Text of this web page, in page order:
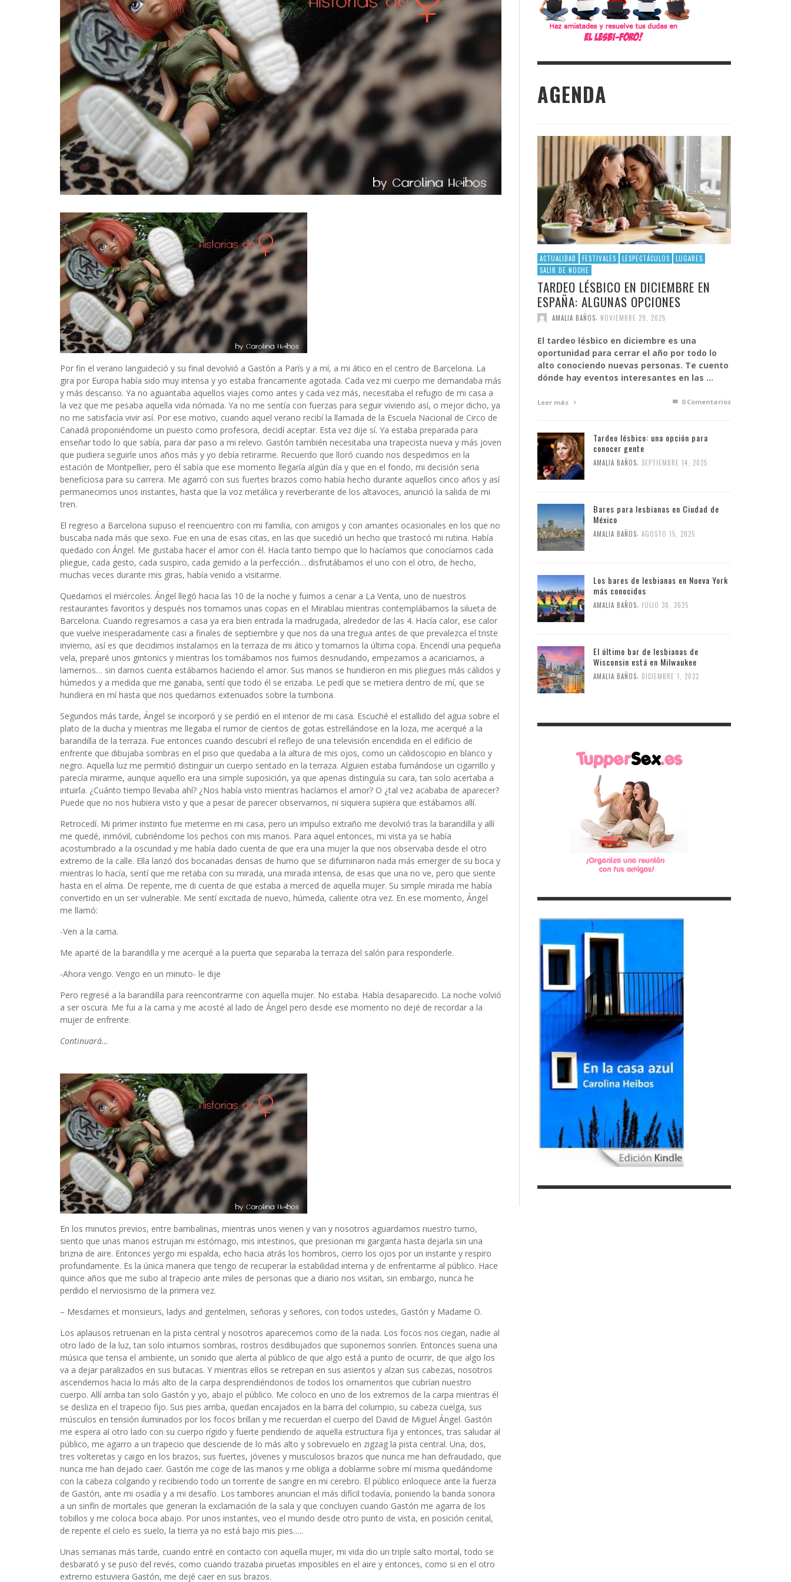
INFIELES
Por fin el verano languideció y su final devolvió a Gastón a París y a mí, a mi ático en el centro de Barcelona. La
gira por Europa había sido muy intensa y yo estaba francamente agotada. Cada vez mi cuerpo me demandaba más
y más descanso. Ya no aguantaba aquellos viajes como antes y cada vez más, necesitaba el refugio de mi casa a
la vez que me pesaba aquella vida nómada. Ya no me sentía con fuerzas para seguir viviendo así, o mejor dicho, ya
no me satisfacía vivir así. Por ese motivo, cuando aquel verano recibí la llamada de la Escuela Nacional de Circo de
Canadá proponiéndome un puesto como profesora, decidí aceptar. Esta vez dije sí. Ya estaba preparada para
enseñar todo lo que sabía, para dar paso a mi relevo. Gastón también necesitaba una trapecista nueva y más joven
que pudiera seguirle unos años más y yo debía retirarme. Recuerdo que lloró cuando nos despedimos en la
estación de Montpellier, pero él sabía que ese momento llegaría algún día y que en el fondo, mi decisión seria
beneficiosa para su carrera. Me agarró con sus fuertes brazos como había hecho durante aquellos cinco años y así
permanecimos unos instantes, hasta que la voz metálica y reverberante de los altavoces, anunció la salida de mi
tren.
El regreso a Barcelona supuso el reencuentro con mi familia, con amigos y con amantes ocasionales en los que no
buscaba nada más que sexo. Fue en una de esas citas, en las que sucedió un hecho que trastocó mi rutina. Había
quedado con Ángel. Me gustaba hacer el amor con él. Hacía tanto tiempo que lo hacíamos que conocíamos cada
pliegue, cada gesto, cada suspiro, cada gemido a la perfección… disfrutábamos el uno con el otro, de hecho,
muchas veces durante mis giras, había venido a visitarme.
Quedamos el miércoles. Ángel llegó hacia las 10 de la noche y fuimos a cenar a La Venta, uno de nuestros
restaurantes favoritos y después nos tomamos unas copas en el Mirablau mientras contemplábamos la silueta de
Barcelona. Cuando regresamos a casa ya era bien entrada la madrugada, alrededor de las 4. Hacía calor, ese calor
que vuelve inesperadamente casi a finales de septiembre y que nos da una tregua antes de que prevalezca el triste
invierno, así es que decidimos instalarnos en la terraza de mi ático y tomarnos la última copa. Encendí una pequeña
vela, preparé unos gintonics y mientras los tomábamos nos fuimos desnudando, empezamos a acariciarnos, a
lamernos… sin darnos cuenta estábamos haciendo el amor. Sus manos se hundieron en mis pliegues más cálidos y
húmedos y a medida que me ganaba, sentí que todo él se erizaba. Le pedí que se metiera dentro de mí, que se
hundiera en mí hasta que nos quedamos extenuados sobre la tumbona.
Segundos más tarde, Ángel se incorporó y se perdió en el interior de mi casa. Escuché el estallido del agua sobre el
plato de la ducha y mientras me llegaba el rumor de cientos de gotas estrellándose en la loza, me acerqué a la
barandilla de la terraza. Fue entonces cuando descubrí el reflejo de una televisión encendida en el edificio de
enfrente que dibujaba sombras en el piso que quedaba a la altura de mis ojos, como un calidoscopio en blanco y
negro. Aquella luz me permitió distinguir un cuerpo sentado en la terraza. Alguien estaba fumándose un cigarrillo y
parecía mirarme, aunque aquello era una simple suposición, ya que apenas distinguía su cara, tan solo acertaba a
intuirla. ¿Cuánto tiempo llevaba ahí? ¿Nos había visto mientras hacíamos el amor? O ¿tal vez acababa de aparecer?
Puede que no nos hubiera visto y que a pesar de parecer observarnos, ni siquiera supiera que estábamos allí.
Retrocedí. Mi primer instinto fue meterme en mi casa, pero un impulso extraño me devolvió tras la barandilla y allí
me quedé, inmóvil, cubriéndome los pechos con mis manos. Para aquel entonces, mi vista ya se había
acostumbrado a la oscuridad y me había dado cuenta de que era una mujer la que nos observaba desde el otro
extremo de la calle. Ella lanzó dos bocanadas densas de humo que se difuminaron nada más emerger de su boca y
mientras lo hacía, sentí que me retaba con su mirada, una mirada intensa, de esas que una no ve, pero que siente
hasta en el alma. De repente, me di cuenta de que estaba a merced de aquella mujer. Su simple mirada me había
convertido en un ser vulnerable. Me sentí excitada de nuevo, húmeda, caliente otra vez. En ese momento, Ángel
me llamó:
-Ven a la cama.
Me aparté de la barandilla y me acerqué a la puerta que separaba la terraza del salón para responderle.
-Ahora vengo. Vengo en un minuto- le dije
Pero regresé a la barandilla para reencontrarme con aquella mujer. No estaba. Había desaparecido. La noche volvió
a ser oscura. Me fui a la cama y me acosté al lado de Ángel pero desde ese momento no dejé de recordar a la
mujer de enfrente.
Continuará…
En los minutos previos, entre bambalinas, mientras unos vienen y van y nosotros aguardamos nuestro turno,
siento que unas manos estrujan mi estómago, mis intestinos, que presionan mi garganta hasta dejarla sin una
brizna de aire. Entonces yergo mi espalda, echo hacia atrás los hombros, cierro los ojos por un instante y respiro
profundamente. Es la única manera que tengo de recuperar la estabilidad interna y de enfrentarme al público. Hace
quince años que me subo al trapecio ante miles de personas que a diario nos visitan, sin embargo, nunca he
perdido el nerviosismo de la primera vez.
– Mesdames et monsieurs, ladys and gentelmen, señoras y señores, con todos ustedes, Gastón y Madame O.
Los aplausos retruenan en la pista central y nosotros aparecemos como de la nada. Los focos nos ciegan, nadie al
otro lado de la luz, tan solo intuimos sombras, rostros desdibujados que suponemos sonríen. Entonces suena una
música que tensa el ambiente, un sonido que alerta al público de que algo está a punto de ocurrir, de que algo los
va a dejar paralizados en sus butacas. Y mientras ellos se retrepan en sus asientos y alzan sus cabezas, nosotros
ascendemos hacia lo más alto de la carpa desprendiéndonos de todos los ornamentos que cubrían nuestro
cuerpo. Allí arriba tan solo Gastón y yo, abajo el público. Me coloco en uno de los extremos de la carpa mientras él
se desliza en el trapecio fijo. Sus pies arriba, quedan encajados en la barra del columpio, su cabeza cuelga, sus
músculos en tensión iluminados por los focos brillan y me recuerdan el cuerpo del David de Miguel Ángel. Gastón
me espera al otro lado con su cuerpo rígido y fuerte pendiendo de aquella estructura fija y entonces, tras saludar al
público, me agarro a un trapecio que desciende de lo más alto y sobrevuelo en zigzag la pista central. Una, dos,
tres volteretas y caigo en los brazos, sus fuertes, jóvenes y musculosos brazos que nunca me han defraudado, que
nunca me han dejado caer. Gastón me coge de las manos y me obliga a doblarme sobre mí misma quedándome
con la cabeza colgando y recibiendo todo un torrente de sangre en mi cerebro. El público enloquece ante la fuerza
de Gastón, ante mi osadía y a mi desafío. Los tambores anuncian el más difícil todavía, poniendo la banda sonora
a un sinfín de mortales que generan la exclamación de la sala y que concluyen cuando Gastón me agarra de los
tobillos y me coloca boca abajo. Por unos instantes, veo el mundo desde otro punto de vista, en posición cenital,
de repente el cielo es suelo, la tierra ya no está bajo mis pies…..
Unas semanas más tarde, cuando entré en contacto con aquella mujer, mi vida dio un triple salto mortal, todo se
desbarató y se puso del revés, como cuando trazaba piruetas imposibles en el aire y entonces, como si en el otro
extremo estuviera Gastón, me dejé caer en sus brazos.
AGENDA
ACTUALIDAD FESTIVALES LESPECTÁCULOS
LUGARES
SALIR DE NOCHE
TARDEO LÉSBICO EN DICIEMBRE EN
ESPAÑA: ALGUNAS OPCIONES
AMALIA BAÑOS, NOVIEMBRE 29, 2025
El tardeo lésbico en diciembre es una
oportunidad para cerrar el año por todo lo
alto conociendo nuevas personas. Te cuento
dónde hay eventos interesantes en las …
Leer más 0 Comentarios
Tardeo lésbico: una opción para
conocer gente
AMALIA BAÑOS SEPTIEMBRE 14, 2025
Bares para lesbianas en Ciudad de
México
AMALIA BAÑOS AGOSTO 15, 2025
Los bares de lesbianas en Nueva York
más conocidos
AMALIA BAÑOS JULIO 30, 2025
El último bar de lesbianas de
Wisconsin está en Milwaukee
AMALIA BAÑOS DICIEMBRE 1, 2022